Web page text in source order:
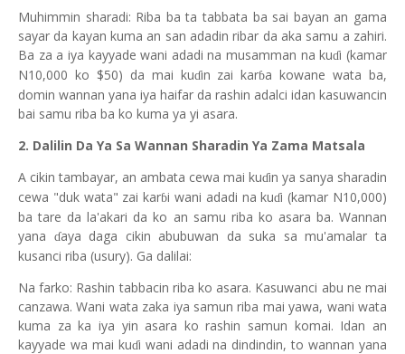
Muhimmin sharadi: Riba ba ta tabbata ba sai bayan an gama
sayar da kayan kuma an san adadin ribar da aka samu a zahiri.
Ba za a iya kayyade wani adadi na musamman na kuɗi (kamar
N10,000 ko $50) da mai kuɗin zai karɓa kowane wata ba,
domin wannan yana iya haifar da rashin adalci idan kasuwancin
bai samu riba ba ko kuma ya yi asara.
2. Dalilin Da Ya Sa Wannan Sharadin Ya Zama Matsala
A cikin tambayar, an ambata cewa mai kuɗin ya sanya sharadin
cewa "duk wata" zai karɓi wani adadi na kuɗi (kamar N10,000)
ba tare da la'akari da ko an samu riba ko asara ba. Wannan
yana
ɗaya daga cikin abubuwan da suka sa mu'amalar ta
kusanci riba (usury). Ga dalilai:
Na farko: Rashin tabbacin riba ko asara. Kasuwanci abu ne mai
canzawa. Wani wata zaka iya samun riba mai yawa, wani wata
kuma za ka iya yin asara ko rashin samun komai. Idan an
kayyade wa mai kuɗi wani adadi na dindindin, to wannan yana